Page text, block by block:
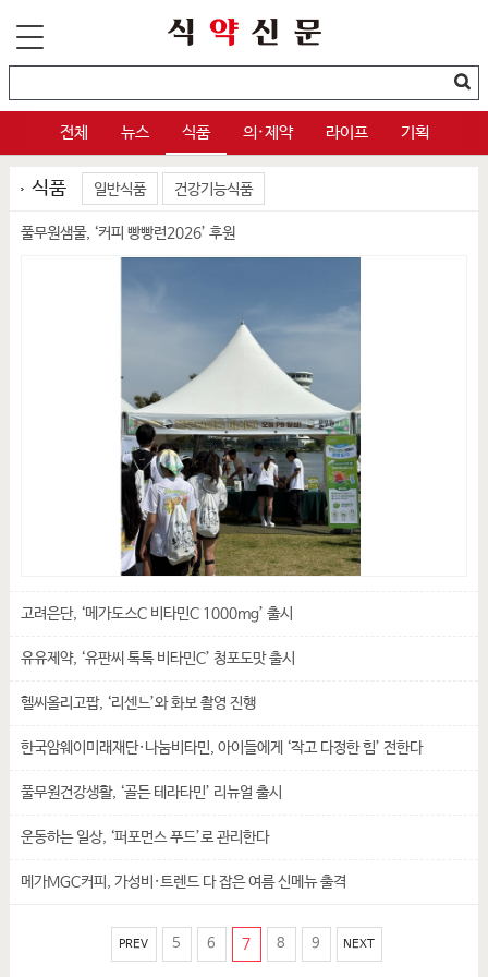
전체 뉴스 식품 의·제약 라이프 기획
식품 일반식품 건강기능식품
풀무원샘물, ‘커피 빵빵런2026’ 후원
고려은단, ‘메가도스C 비타민C 1000mg’ 출시
유유제약, ‘유판씨 톡톡 비타민C’ 청포도맛 출시
헬씨올리고팝, ‘리센느’와 화보 촬영 진행
한국암웨이미래재단·나눔비타민, 아이들에게 ‘작고 다정한 힘’ 전한다
풀무원건강생활, ‘골든 테라타민’ 리뉴얼 출시
운동하는 일상, ‘퍼포먼스 푸드’로 관리한다
메가MGC커피, 가성비·트렌드 다 잡은 여름 신메뉴 출격
PREV 5 6 7 8 9 NEXT